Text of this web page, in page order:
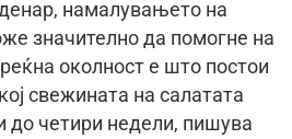
намалувањето на
значително да помогне на
околност е што постои
свежината на салатата
четири недели, пишува